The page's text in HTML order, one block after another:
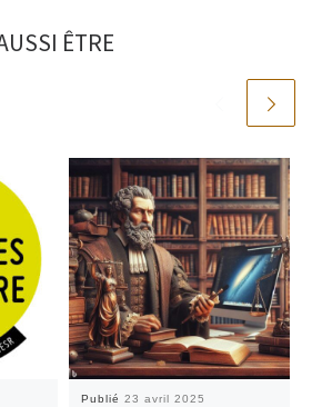
ÊTRE
Publié23 avril 2025